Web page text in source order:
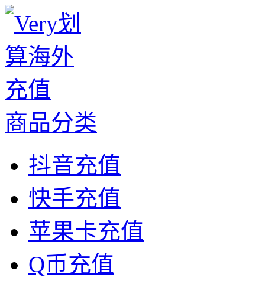
商品分类
抖音充值
快手充值
苹果卡充值
Q币充值